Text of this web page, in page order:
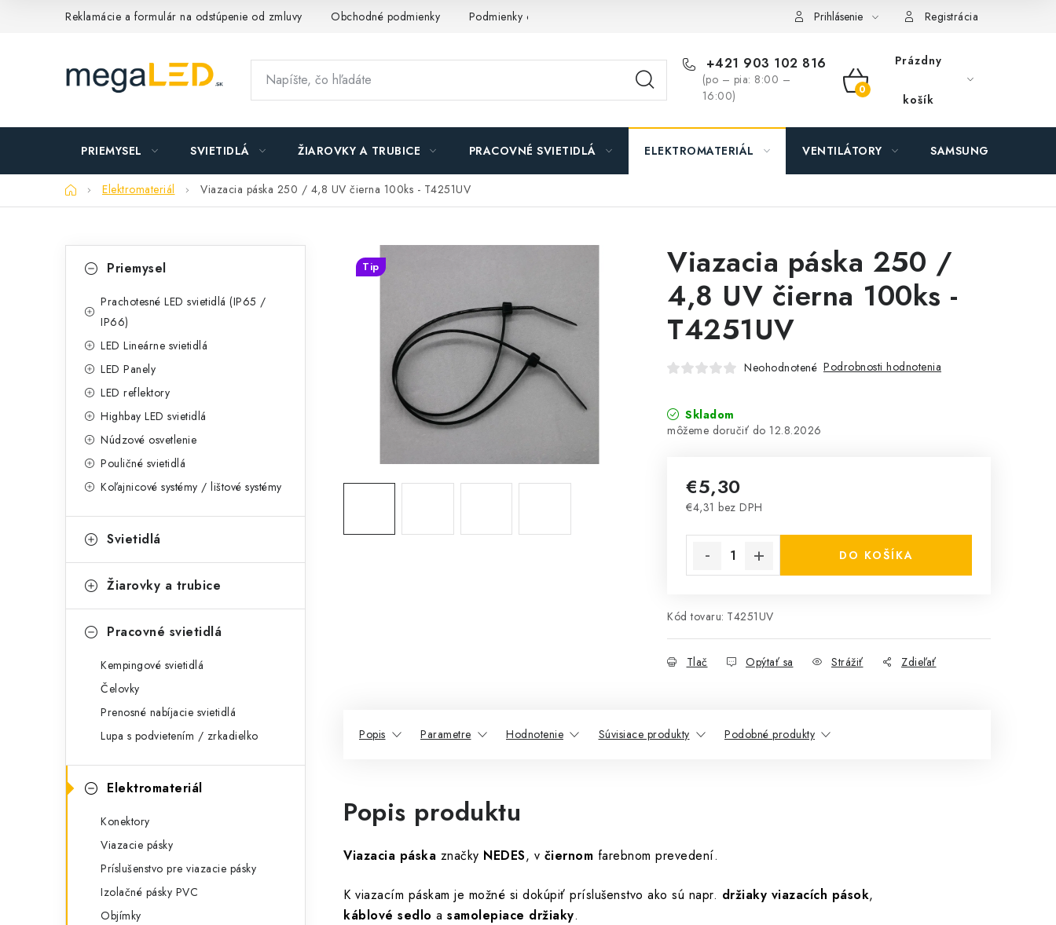
Reklamácie a formulár na odstúpenie od zmluvy Obchodné podmienky Podmienky ochrany osobných údajov O nás - MEGALED & JANTON Zákamenné Zľavy pre profíkov
Prihlásenie Registrácia
+421 903 102 816
(po – pia: 8:00 –
16:00)
NÁKUPNÝ
KOŠÍK
Prázdny
košík
PRIEMYSEL SVIETIDLÁ ŽIAROVKY A TRUBICE PRACOVNÉ SVIETIDLÁ ELEKTROMATERIÁL VENTILÁTORY SAMSUNG SVIETIDLÁ
DomovElektromateriál Viazacia páska 250 / 4,8 UV čierna 100ks - T4251UV
l
kategóriePriemysel
Prachotesné LED svietidlá (IP65 /
IP66)
LED Lineárne svietidlá
LED Panely
LED reflektory
Highbay LED svietidlá
Núdzové osvetlenie
Pouličné svietidlá
Koľajnicové systémy / lištové systémy
Svietidlá
Žiarovky a trubice
Pracovné svietidlá
Kempingové svietidlá
Čelovky
Prenosné nabíjacie svietidlá
Lupa s podvietením / zrkadielko
Elektromateriál
Konektory
Viazacie pásky
Príslušenstvo pre viazacie pásky
Izolačné pásky PVC
Objímky
Viazacia páska 250 /
4,8 UV čierna 100ks -
T4251UV
Neohodnotené Podrobnosti hodnotenia
Skladom
12.8.2026
€5,30
€4,31 bez DPH
DO KOŠÍKA
Kód tovaru: T4251UV
Tlač Opýtať sa Strážiť Zdieľať
Tip
Popis Parametre Hodnotenie Súvisiace produkty Podobné produkty
Popis produktu
Viazacia páska značky NEDES, v čiernom farebnom prevedení.
K viazacím páskam je možné si dokúpiť príslušenstvo ako sú napr. držiaky viazacích pások,
káblové sedlo a samolepiace držiaky.